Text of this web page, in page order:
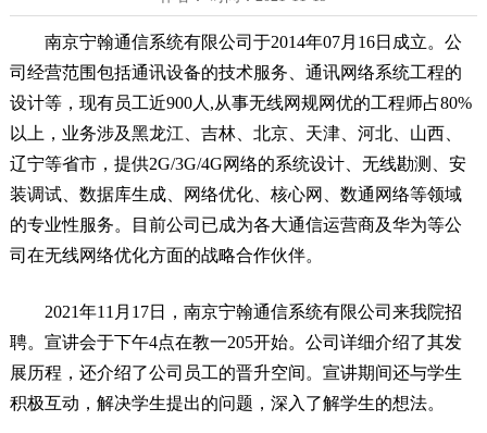
南京宁翰通信系统有限公司于2014年07月16日成立。公
司经营范围包括通讯设备的技术服务、通讯网络系统工程的
设计等， 现有员工近900人,从事无线网规网优的工程师占80%
以上，业务涉及黑龙江、吉林、北京、天津、河北、山西、
辽宁等省市，提供2G/3G/4G网络的系统设计、无线勘测、安
装调试、数据库生成、网络优化、核心网、数通网络等领域
的专业性服务。目前公司已成为各大通信运营商及华为等公
司在无线网络优化方面的战略合作伙伴。
2021年11月17日，南京宁翰通信系统有限公司来我院招
聘。宣讲会于下午4点在教一205开始。公司详细介绍了其发
展历程，还介绍了公司员工的晋升空间。宣讲期间还与学生
积极互动，解决学生提出的问题，深入了解学生的想法。